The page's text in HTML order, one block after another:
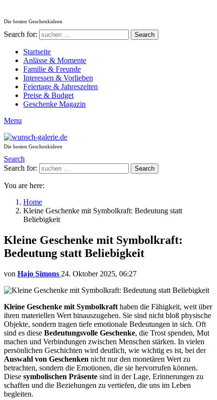
Die besten Geschenkideen
Search for: Search
Startseite
Anlässe & Momente
Familie & Freunde
Interessen & Vorlieben
Feiertage & Jahreszeiten
Preise & Budget
Geschenke Magazin
Menu
Die besten Geschenkideen
Search
Search for:
Search
You are here:
Home
Kleine Geschenke mit Symbolkraft: Bedeutung statt
Beliebigkeit
Kleine Geschenke mit Symbolkraft:
Bedeutung statt Beliebigkeit
von Hajo Simons 24. Oktober 2025, 06:27
Kleine Geschenke mit Symbolkraft haben die Fähigkeit, weit über
ihren materiellen Wert hinauszugehen. Sie sind nicht bloß physische
Objekte, sondern tragen tiefe emotionale Bedeutungen in sich. Oft
sind es diese Bedeutungsvolle Geschenke, die Trost spenden, Mut
machen und Verbindungen zwischen Menschen stärken. In vielen
persönlichen Geschichten wird deutlich, wie wichtig es ist, bei der
Auswahl von Geschenken nicht nur den monetären Wert zu
betrachten, sondern die Emotionen, die sie hervorrufen können.
Diese symbolischen Präsente sind in der Lage, Erinnerungen zu
schaffen und die Beziehungen zu vertiefen, die uns im Leben
begleiten.